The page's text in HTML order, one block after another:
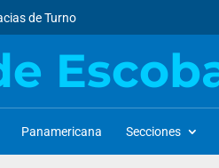
de Turno
Panamericana Secciones